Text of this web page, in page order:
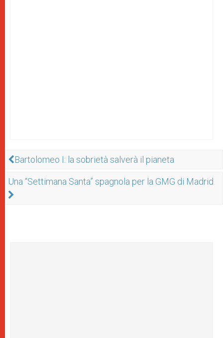
Bartolomeo I: la sobrietà salverà il pianeta
Una “Settimana Santa” spagnola per la GMG di Madrid